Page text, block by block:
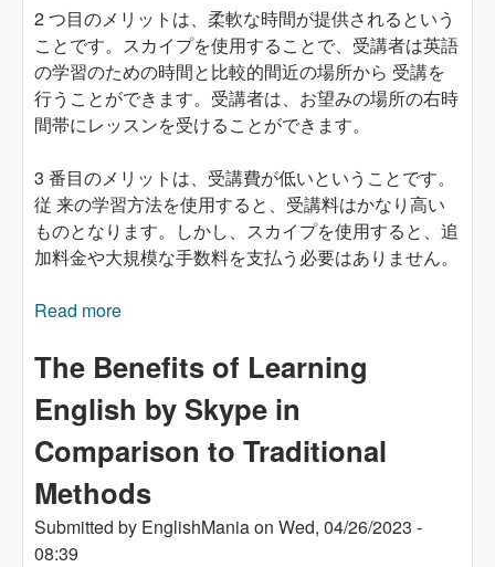
2 つ目のメリットは、柔軟な時間が提供されるという
ことです。スカイプを使用することで、受講者は英語
の学習のための時間と比較的間近の場所から 受講を
行うことができます。受講者は、お望みの場所の右時
間帯にレッスンを受けることができます。
3 番目のメリットは、受講費が低いということです。
従 来の学習方法を使用すると、受講料はかなり高い
ものとなります。しかし、スカイプを使用すると、追
加料金や大規模な手数料を支払う必要はありません。
Read more
The Benefits of Learning
English by Skype in
Comparison to Traditional
Methods
Submitted by EnglishManiaon Wed, 04/26/2023 -
08:39